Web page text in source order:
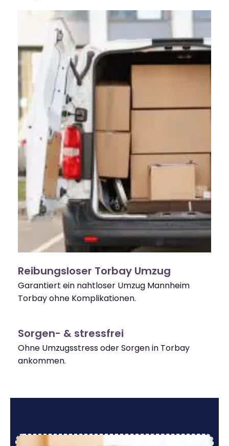
Reibungsloser Torbay Umzug
Garantiert ein nahtloser Umzug Mannheim
Torbay ohne Komplikationen.
Sorgen- & stressfrei
Ohne Umzugsstress oder Sorgen in Torbay
ankommen.